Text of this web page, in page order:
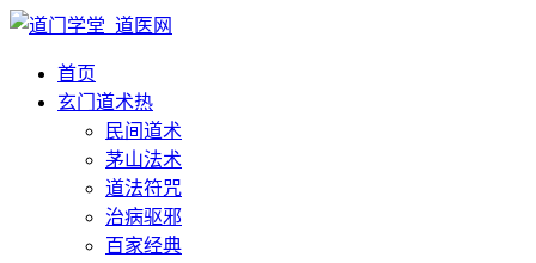
首页
玄门道术热
民间道术
茅山法术
道法符咒
治病驱邪
百家经典